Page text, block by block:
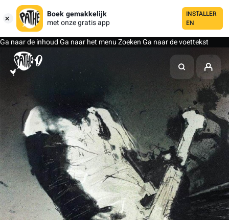
Boek gemakkelijk
met onze gratis app
INSTALLER
EN
Ga naar de inhoudGa naar het menuZoekenGa naar de voettekst